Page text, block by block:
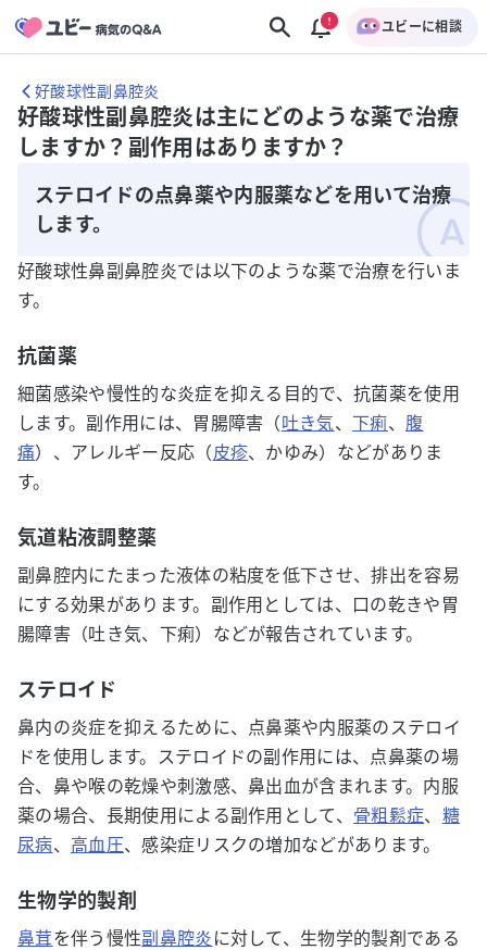
ユビーに相談
好酸球性副鼻腔炎
好酸球性副鼻腔炎は主にどのような薬で治療
しますか？副作用はありますか？
ステロイドの点鼻薬や内服薬などを用いて治療
します。
好酸球性鼻副鼻腔炎では以下のような薬で治療を行いま
す。
抗菌薬
細菌感染や慢性的な炎症を抑える目的で、抗菌薬を使用
します。副作用には、胃腸障害（吐き気、下痢、 腹
痛）、アレルギー反応（皮疹、かゆみ）などがありま
す。
気道粘液調整薬
副鼻腔内にたまった液体の粘度を低下させ、排出を容易
にする効果があります。副作用としては、口の乾きや胃
腸障害（吐き気、下痢）などが報告されています。
ステロイド
鼻内の炎症を抑えるために、点鼻薬や内服薬のステロイ
ドを使用します。ステロイドの副作用には、点鼻薬の場
合、鼻や喉の乾燥や刺激感、鼻出血が含まれます。内服
薬の場合、長期使用による副作用として、 骨粗鬆症、 糖
尿病、 高血圧、感染症リスクの増加などがあります。
生物学的製剤
鼻茸を伴う慢性副鼻腔炎 に対して、生物学的製剤である